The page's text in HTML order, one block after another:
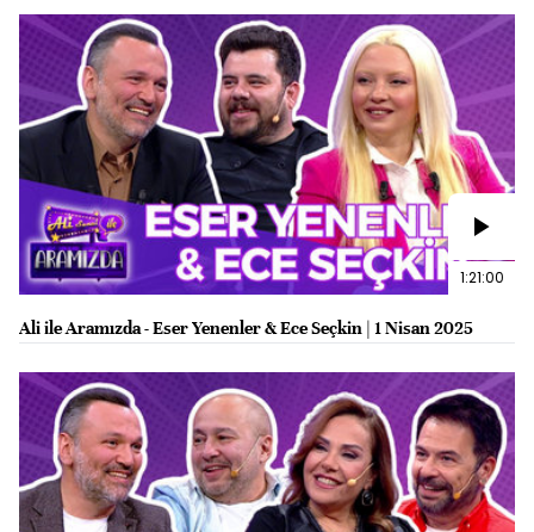
1:21:00
Ali ile Aramızda - Eser Yenenler & Ece Seçkin | 1 Nisan 2025